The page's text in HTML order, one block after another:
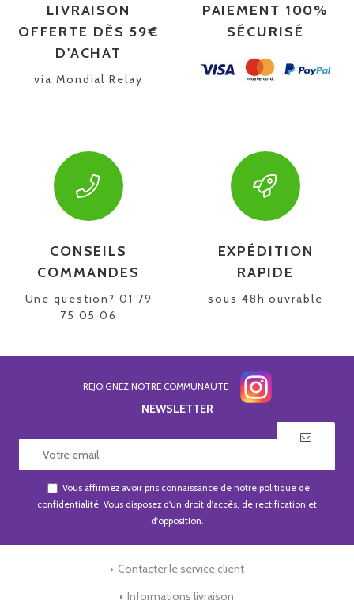
LIVRAISON
OFFERTE DÈS 59€
D'ACHAT
via Mondial Relay
PAIEMENT 100%
SÉCURISÉ
CONSEILS
COMMANDES
Une question? 01 79
75 05 06
EXPÉDITION
RAPIDE
sous 48h ouvrable
REJOIGNEZ NOTRE COMMUNAUTE
NEWSLETTER
Vous affirmez avoir pris connaissance de notre politique de
confidentialité. Vous disposez d'un droit d'accès, de rectification et
d'opposition.
Contacter le service client
Informations livraison